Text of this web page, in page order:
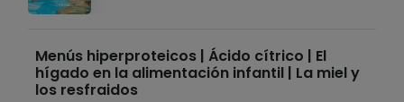
Menús hiperproteicos | Ácido cítrico | El
hígado en la alimentación infantil | La miel y
los resfraidos